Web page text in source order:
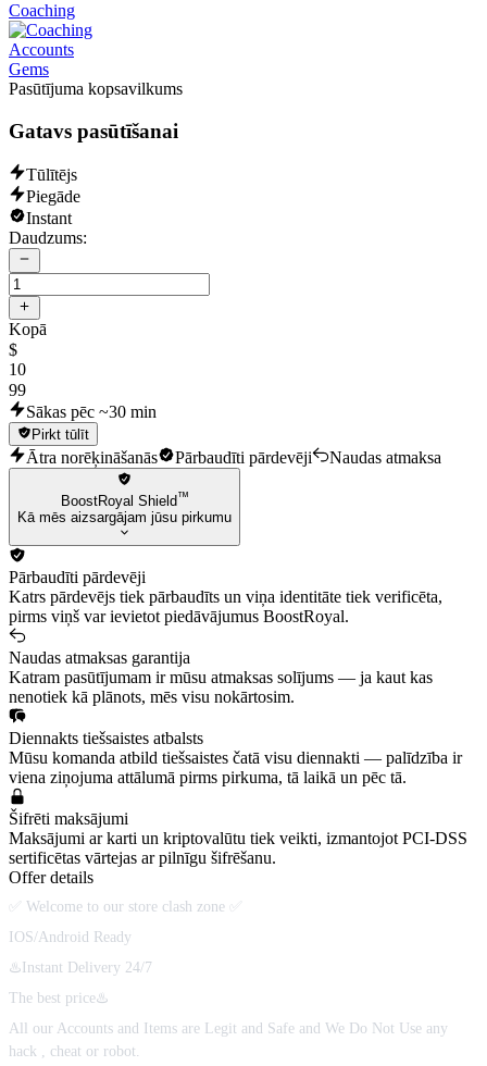
Coaching
Accounts
Gems
Pasūtījuma kopsavilkums
Gatavs pasūtīšanai
Tūlītējs
Piegāde
Instant
Daudzums:
Kopā
$
10
99
Sākas pēc ~30 min
Pirkt tūlīt
Ātra norēķināšanās Pārbaudīti pārdevēji Naudas atmaksa
BoostRoyal Shield™
Kā mēs aizsargājam jūsu pirkumu
Pārbaudīti pārdevēji
Katrs pārdevējs tiek pārbaudīts un viņa identitāte tiek verificēta,
pirms viņš var ievietot piedāvājumus BoostRoyal.
Naudas atmaksas garantija
Katram pasūtījumam ir mūsu atmaksas solījums — ja kaut kas
nenotiek kā plānots, mēs visu nokārtosim.
Diennakts tiešsaistes atbalsts
Mūsu komanda atbild tiešsaistes čatā visu diennakti — palīdzība ir
viena ziņojuma attālumā pirms pirkuma, tā laikā un pēc tā.
Šifrēti maksājumi
Maksājumi ar karti un kriptovalūtu tiek veikti, izmantojot PCI-DSS
sertificētas vārtejas ar pilnīgu šifrēšanu.
Offer details
✅ Welcome to our store clash zone ✅
IOS/Android Ready
♨️Instant Delivery 24/7
The best price♨️
All our Accounts and Items are Legit and Safe and We Do Not Use any
hack , cheat or robot.